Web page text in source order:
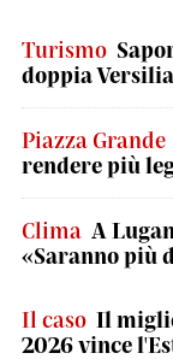
Turismo
doppia Versilia
Piazza Grande
rendere più
Clima A
«Saranno più
Il caso Il
2026 vince